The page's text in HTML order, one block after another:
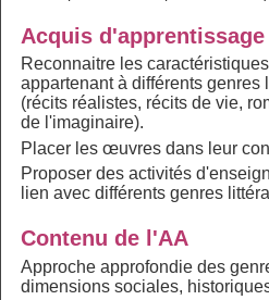
Acquis
Reconnaitre les
appartenant à différents genres
(récits réalistes, récits de vie,
de l'imaginaire).
Placer les œuvres dans leur
Proposer des activités
lien avec différents genres
Contenu de l'AA
Approche approfondie des
dimensions sociales,